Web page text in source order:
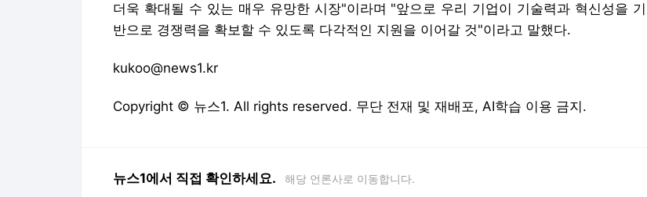
더욱 확대될 수 있는 매우 유망한 시장"이라며 "앞으로 우리 기업이 기술력과 혁신성을 기
반으로 경쟁력을 확보할 수 있도록 다각적인 지원을 이어갈 것"이라고 말했다.
kukoo@news1.kr
Copyright © 뉴스1. All rights reserved. 무단 전재 및 재배포, AI학습 이용 금지.
뉴스1에서 직접 확인하세요. 해당 언론사로 이동합니다.